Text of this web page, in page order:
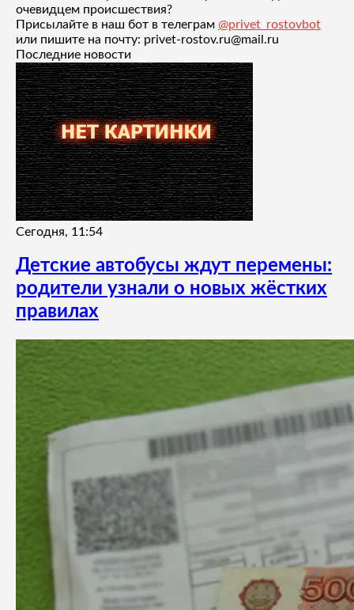
очевидцем происшествия?
Присылайте в наш бот в телеграм @privet_rostovbot
или пишите на почту: privet-rostov.ru@mail.ru
Последние новости
Сегодня, 11:54
Детские автобусы ждут перемены:
родители узнали о новых жёстких
правилах